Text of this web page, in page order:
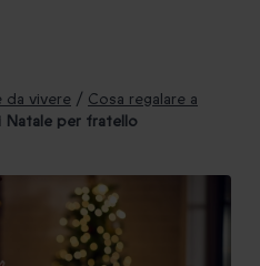
da vivere / Cosa regalare a
Natale per fratello